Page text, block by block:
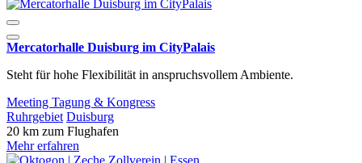
Mercatorhalle Duisburg im CityPalais
Steht für hohe Flexibilität in anspruchsvollem Ambiente.
Meeting Tagung & Kongress
Ruhrgebiet Duisburg
20 km zum Flughafen
Mehr erfahren